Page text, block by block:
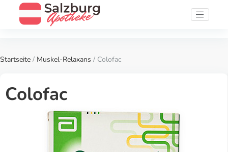
Startseite / Muskel-Relaxans / Colofac
Colofac